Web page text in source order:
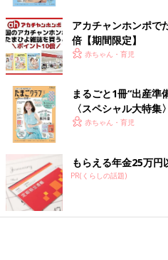
アカチャンホンポで
倍【期間限定】
赤ちゃん・育児
まるごと1冊“出産準
〈スペシャル大特
赤ちゃん・育児
もらえる年金25万円
PR(くらしの話題)